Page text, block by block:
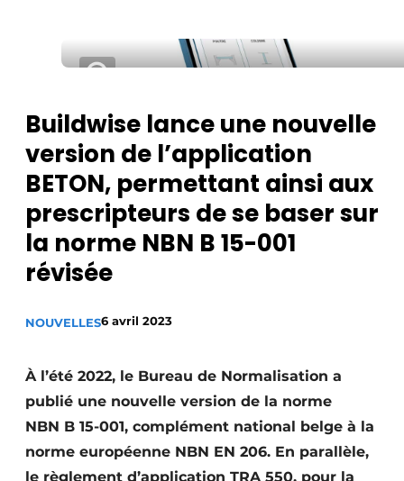
Newsletter
Privacy / Cookie statement
S’inscrire à l’événement
S’inscrire
Termes et conditions
Video’s
Buildwise lance une nouvelle
version de l’application
BETON, permettant ainsi aux
prescripteurs de se baser sur
la norme NBN B 15-001
révisée
NOUVELLES6 avril 2023
À l’été 2022, le Bureau de Normalisation a
publié une nouvelle version de la norme
NBN B 15-001, complément national belge à la
norme européenne NBN EN 206. En parallèle,
le règlement d’application TRA 550, pour la